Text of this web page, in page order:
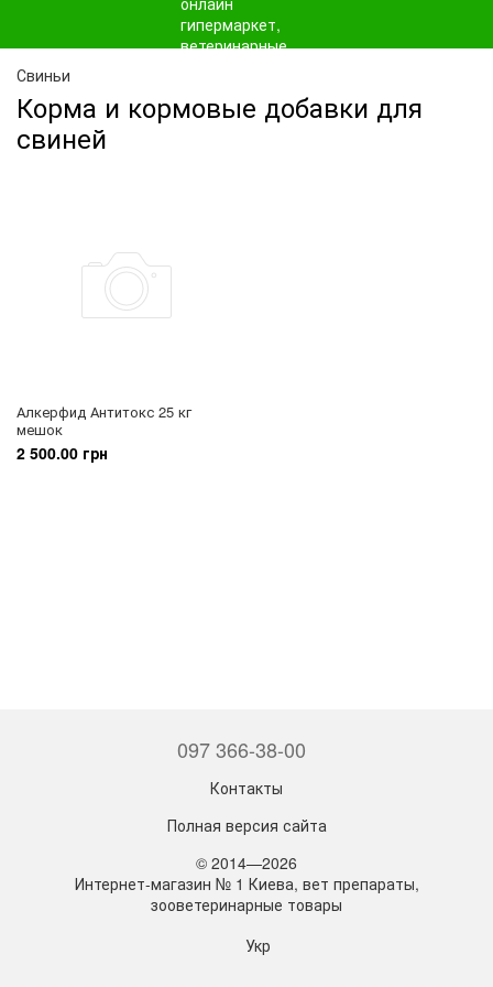
Свиньи
Корма и кормовые добавки для
свиней
Алкерфид Антитокс 25 кг
мешок
2 500.00 грн
097 366-38-00
Контакты
Полная версия сайта
© 2014—2026
Интернет-магазин № 1 Киева, вет препараты,
зооветеринарные товары
Укр